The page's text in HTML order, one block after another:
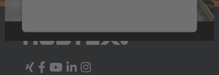
En savoir plus